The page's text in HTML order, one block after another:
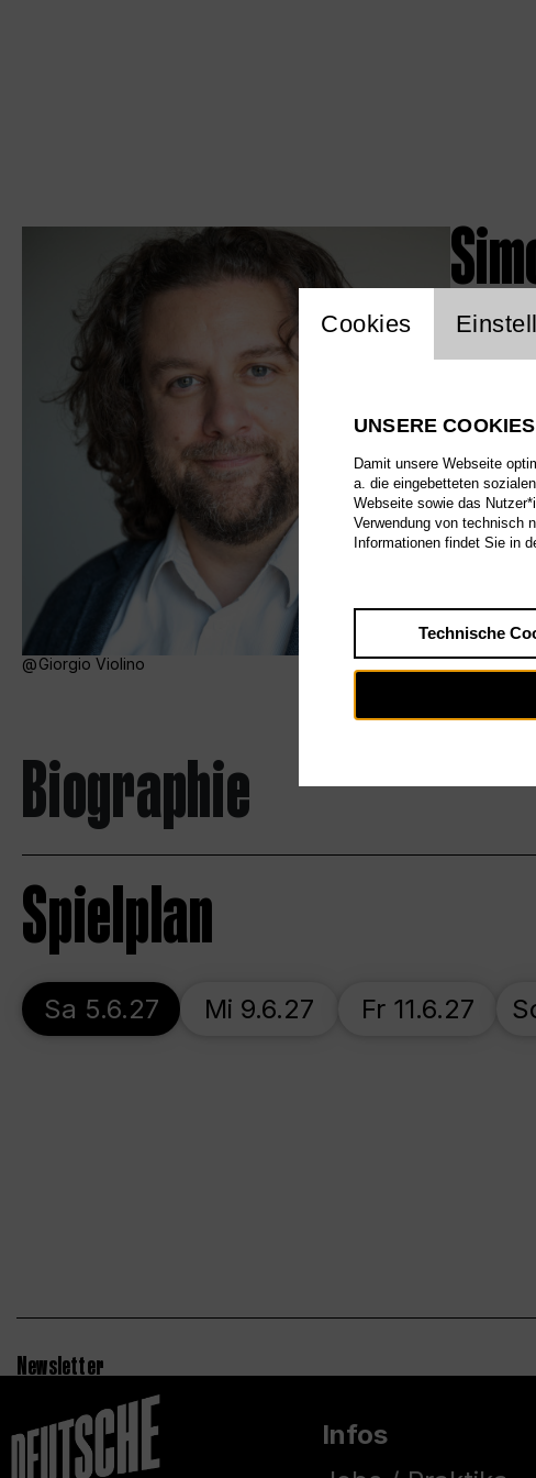
Giorgio Violino
Biographie
Spielplan
Sa 5.6.27 Mi 9.6.27 Fr 11.6.27
Newsletter
Infos
Cookies
UNSERE COOKIES
Damit unsere Webseite
a. die eingebetteten
Webseite sowie das
Verwendung von technisch
Informationen findet Sie in
Technische